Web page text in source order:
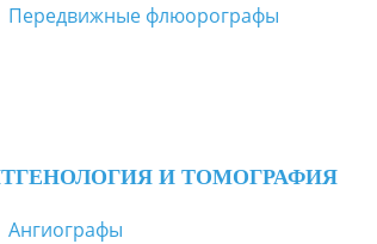
Передвижные флюорографы
И ТОМОГРАФИЯ
Ангиографы